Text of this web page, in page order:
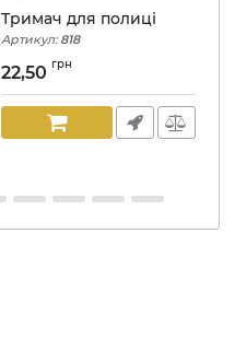
Тримач для полиці
Артикул: 818
22,50 грн